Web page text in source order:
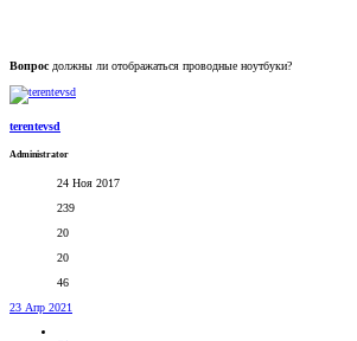
Вопрос должны ли отображаться проводные ноутбуки?
terentevsd
Administrator
24 Ноя 2017
239
20
20
46
23 Апр 2021